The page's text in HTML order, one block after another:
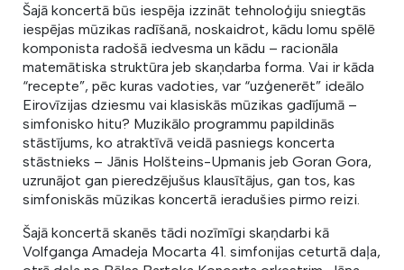
Šajā koncertā būs iespēja izzināt tehnoloģiju sniegtās
iespējas mūzikas radīšanā, noskaidrot, kādu lomu spēlē
komponista radošā iedvesma un kādu – racionāla
matemātiska struktūra jeb skaņdarba forma. Vai ir kāda
“recepte”, pēc kuras vadoties, var “uzģenerēt” ideālo
Eirovīzijas dziesmu vai klasiskās mūzikas gadījumā –
simfonisko hitu? Muzikālo programmu papildinās
stāstījums, ko atraktīvā veidā pasniegs koncerta
stāstnieks – Jānis Holšteins-Upmanis jeb Goran Gora,
uzrunājot gan pieredzējušus klausītājus, gan tos, kas
simfoniskās mūzikas koncertā ieradušies pirmo reizi.
Šajā koncertā skanēs tādi nozīmīgi skaņdarbi kā
Volfganga Amadeja Mocarta 41. simfonijas ceturtā daļa,